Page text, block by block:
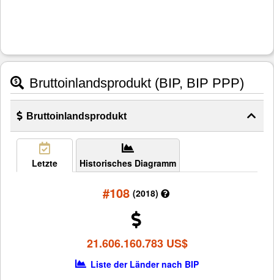
Bruttoinlandsprodukt (BIP, BIP PPP)
Bruttoinlandsprodukt
Letzte Historisches Diagramm
#108 (2018)
21.606.160.783 US$
Liste der Länder nach BIP